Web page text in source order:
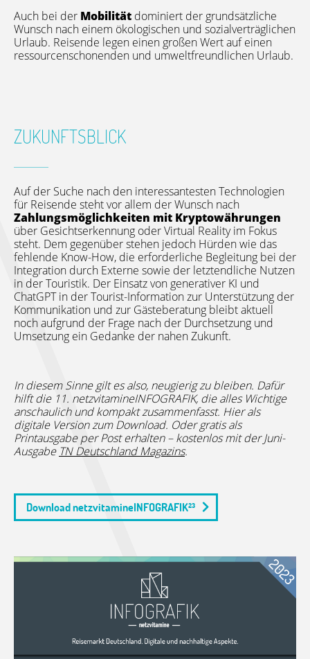
Auch bei der Mobilität dominiert der grundsätzliche
Wunsch nach einem ökologischen und sozialverträglichen
Urlaub. Reisende legen einen großen Wert auf einen
ressourcenschonenden und umweltfreundlichen Urlaub.
ZUKUNFTSBLICK
Auf der Suche nach den interessantesten Technologien
für Reisende steht vor allem der Wunsch nach
Zahlungsmöglichkeiten mit Kryptowährungen
über Gesichtserkennung oder Virtual Reality im Fokus
steht. Dem gegenüber stehen jedoch Hürden wie das
fehlende Know-How, die erforderliche Begleitung bei der
Integration durch Externe sowie der letztendliche Nutzen
in der Touristik. Der Einsatz von generativer KI und
ChatGPT in der Tourist-Information zur Unterstützung der
Kommunikation und zur Gästeberatung bleibt aktuell
noch aufgrund der Frage nach der Durchsetzung und
Umsetzung ein Gedanke der nahen Zukunft.
In diesem Sinne gilt es also, neugierig zu bleiben. Dafür
hilft die 11. netzvitamineINFOGRAFIK, die alles Wichtige
anschaulich und kompakt zusammenfasst. Hier als
digitale Version zum Download. Oder gratis als
Printausgabe per Post erhalten – kostenlos mit der Juni-
Ausgabe TN Deutschland Magazins.
Download netzvitamineINFOGRAFIK²³